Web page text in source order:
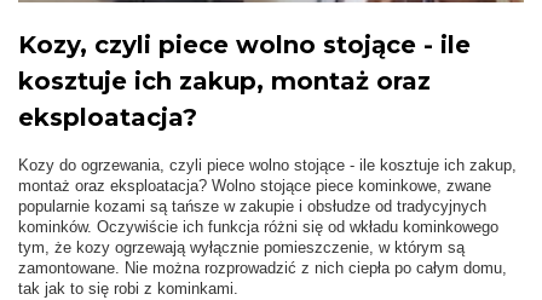
Kozy, czyli piece wolno stojące - ile
kosztuje ich zakup, montaż oraz
eksploatacja?
Kozy do ogrzewania, czyli piece wolno stojące - ile kosztuje ich zakup,
montaż oraz eksploatacja? Wolno stojące piece kominkowe, zwane
popularnie kozami są tańsze w zakupie i obsłudze od tradycyjnych
kominków. Oczywiście ich funkcja różni się od wkładu kominkowego
tym, że kozy ogrzewają wyłącznie pomieszczenie, w którym są
zamontowane. Nie można rozprowadzić z nich ciepła po całym domu,
tak jak to się robi z kominkami.